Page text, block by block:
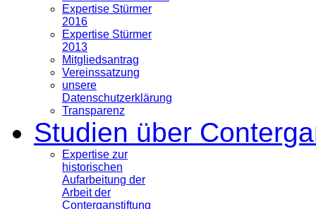
Expertise Stürmer
2016
Expertise Stürmer
2013
Mitgliedsantrag
Vereinssatzung
unsere
Datenschutzerklärung
Transparenz
Studien über
Expertise zur
historischen
Aufarbeitung der
Arbeit der
Conterganstiftung